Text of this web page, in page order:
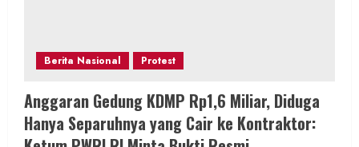
Berita Nasional Protest
Anggaran Gedung KDMP Rp1,6 Miliar, Diduga
Hanya Separuhnya yang Cair ke Kontraktor: